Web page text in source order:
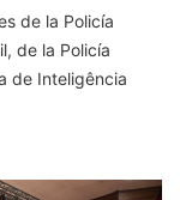
de la Policía
de la Policía
de Inteligência